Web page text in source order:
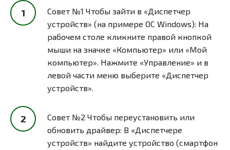
Совет №1 Чтобы зайти в «Диспетчер
устройств» (на примере ОС Windows): На
рабочем столе кликните правой кнопкой
мыши на значке «Компьютер» или «Мой
компьютер». Нажмите «Управление» и в
левой части меню выберите «Диспетчер
устройств».
Совет №2 Чтобы переустановить или
обновить драйвер: В «Диспетчере
устройств» найдите устройство (смартфон